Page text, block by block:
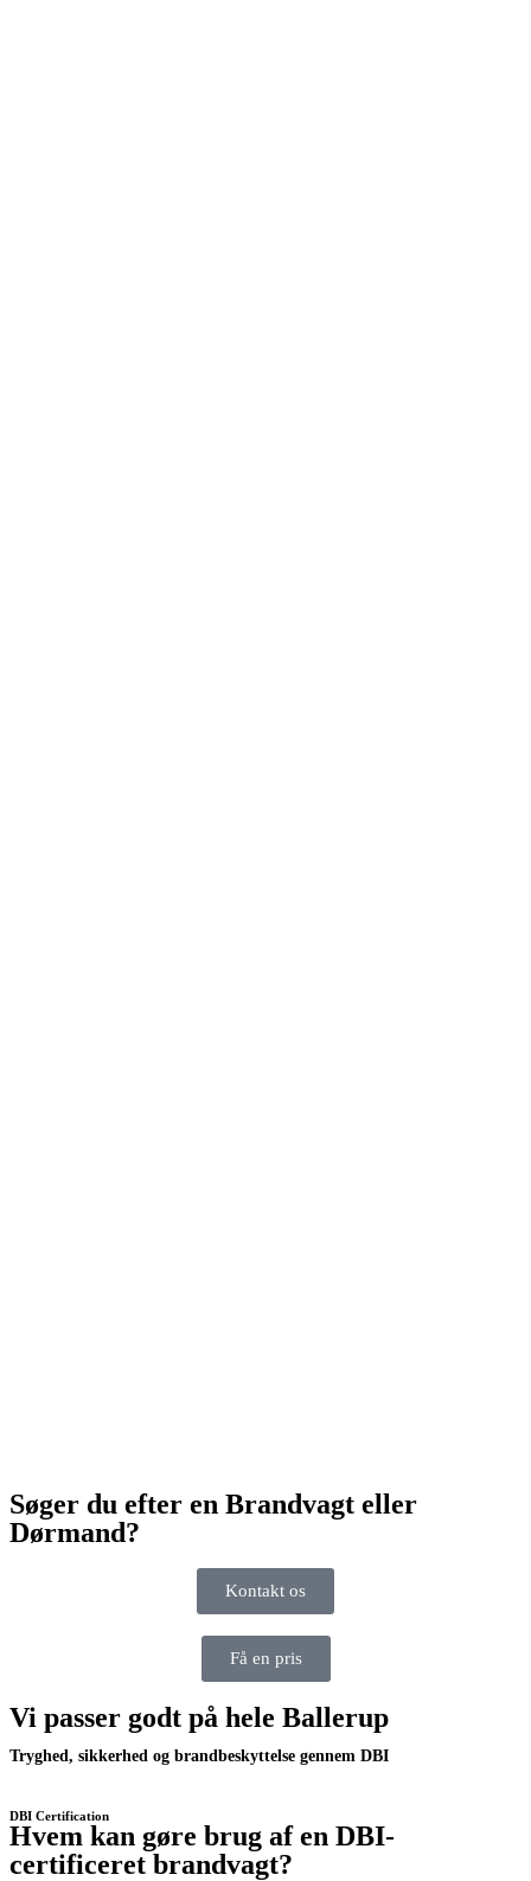
Søger du efter en Brandvagt eller
Dørmand?
Kontakt os
Få en pris
Vi passer godt på hele Ballerup
Tryghed, sikkerhed og brandbeskyttelse gennem DBI
DBI Certification
Hvem kan gøre brug af en DBI-
certificeret brandvagt?